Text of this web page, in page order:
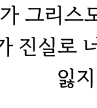
그리
진실로
잃